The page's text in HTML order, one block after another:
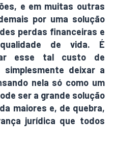
e em muitas outras
por uma solução
perdas financeiras e
de vida. É
esse tal custo de
deixar a
nela só como um
ser a grande solução
maiores e, de quebra,
jurídica que todos